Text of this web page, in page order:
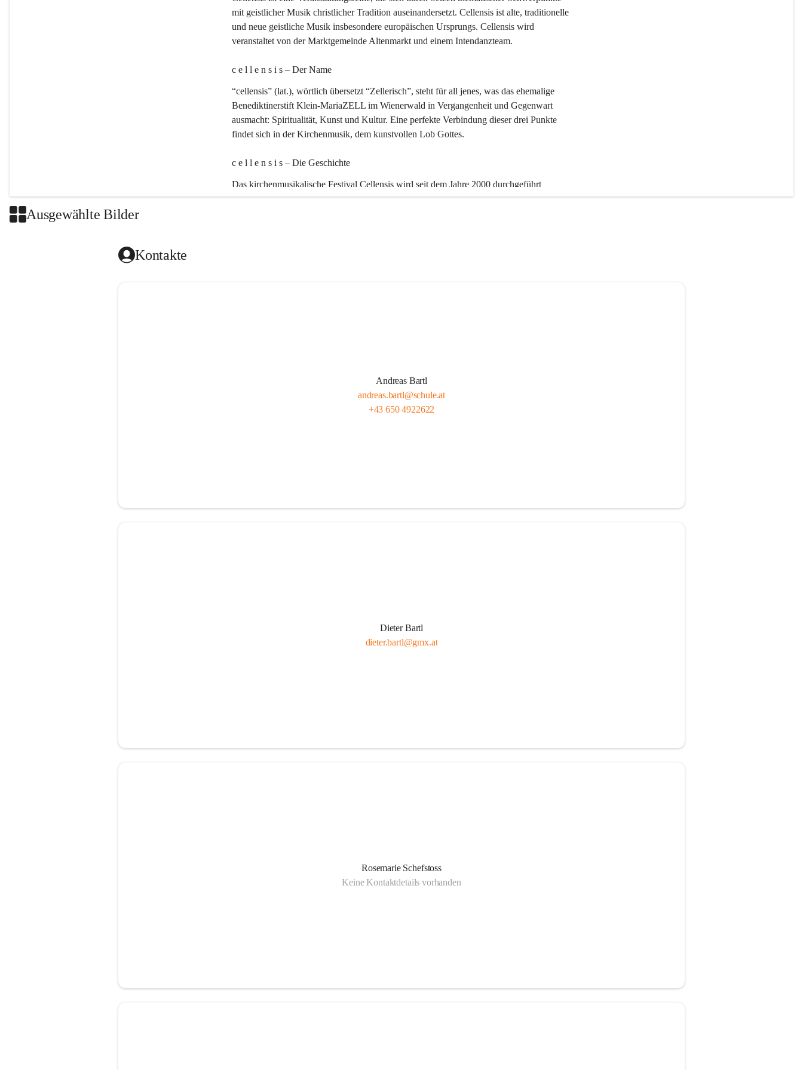
mit geistlicher Musik christlicher Tradition auseinandersetzt. Cellensis ist alte, traditionelle
und neue geistliche Musik insbesondere europäischen Ursprungs. Cellensis wird
veranstaltet von der Marktgemeinde Altenmarkt und einem Intendanzteam.
c e l l e n s i s – Der Name
“cellensis” (lat.), wörtlich übersetzt “Zellerisch”, steht für all jenes, was das ehemalige
Benediktinerstift Klein-MariaZELL im Wienerwald in Vergangenheit und Gegenwart
ausmacht: Spiritualität, Kunst und Kultur. Eine perfekte Verbindung dieser drei Punkte
findet sich in der Kirchenmusik, dem kunstvollen Lob Gottes.
c e l l e n s i s – Die Geschichte
Das kirchenmusikalische Festival Cellensis wird seit dem Jahre 2000 durchgeführt
Ausgewählte Bilder
Kontakte
Andreas Bartl
andreas.bartl@schule.at
+43 650 4922622
Dieter Bartl
dieter.bartl@gmx.at
Rosemarie Schefstoss
Keine Kontaktdetails vorhanden